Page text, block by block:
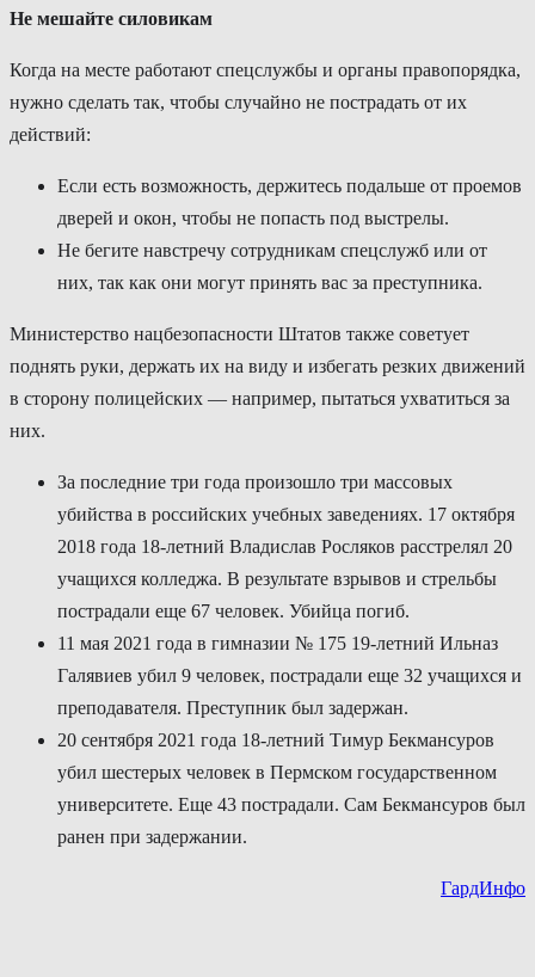
Не мешайте силовикам
Когда на месте работают спецслужбы и органы правопорядка,
нужно сделать так, чтобы случайно не пострадать от их
действий:
Если есть возможность, держитесь подальше от проемов
дверей и окон, чтобы не попасть под выстрелы.
Не бегите навстречу сотрудникам спецслужб или от
них, так как они могут принять вас за преступника.
Министерство нацбезопасности Штатов также советует
поднять руки, держать их на виду и избегать резких движений
в сторону полицейских — например, пытаться ухватиться за
них.
За последние три года произошло три массовых
убийства в российских учебных заведениях. 17 октября
2018 года 18-летний Владислав Росляков расстрелял 20
учащихся колледжа. В результате взрывов и стрельбы
пострадали еще 67 человек. Убийца погиб.
11 мая 2021 года в гимназии № 175 19-летний Ильназ
Галявиев убил 9 человек, пострадали еще 32 учащихся и
преподавателя. Преступник был задержан.
20 сентября 2021 года 18-летний Тимур Бекмансуров
убил шестерых человек в Пермском государственном
университете. Еще 43 пострадали. Сам Бекмансуров был
ранен при задержании.
ГардИнфо